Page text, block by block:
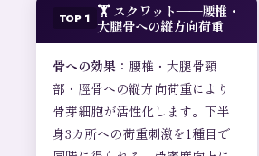
TOP 1 🏋️ スクワット——腰椎・
大腿骨への縦方向荷重
骨への効果： 腰椎・大腿骨頸
部・脛骨への縦方向荷重により
骨芽細胞が活性化します。下半
身3カ所への荷重刺激を1種目で